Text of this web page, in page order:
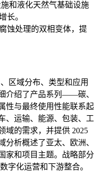
和液化天然气基础设施
长。
蚀处理的双相变体，提
区域分布、类型和应用
介绍了产品系列——碳、
与最终使用性能联系起
、运输、能源、包装、工
域的需求，并提供 2025
分析概述了亚太、欧洲、
家和项目主题。战略部分
字化运营和下游整合。